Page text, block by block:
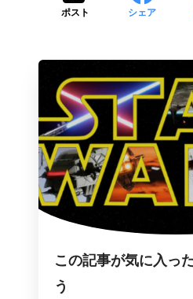
ポスト シェア
この記事が気に入っ
う